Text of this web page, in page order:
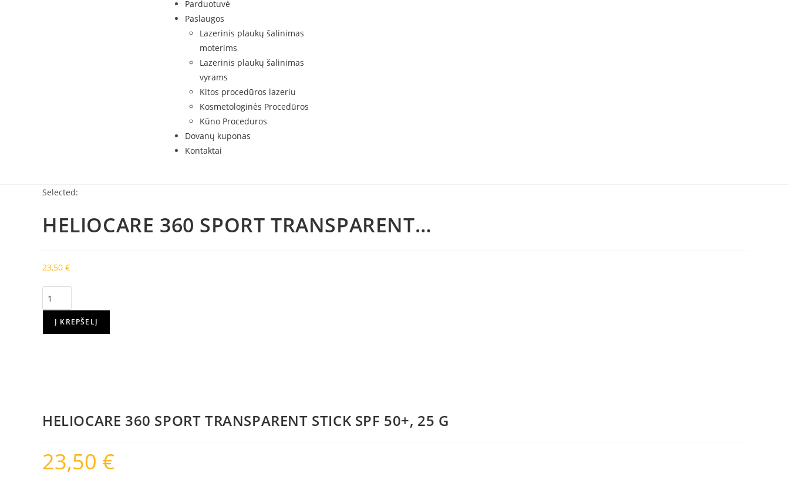
Parduotuvė
Paslaugos
Lazerinis plaukų šalinimas
moterims
Lazerinis plaukų šalinimas
vyrams
Kitos procedūros lazeriu
Kosmetologinės Procedūros
Kūno Proceduros
Dovanų kuponas
Kontaktai
Selected:
HELIOCARE 360 SPORT TRANSPARENT…
23,50 €
Į KREPŠELĮ
HELIOCARE 360 SPORT TRANSPARENT STICK SPF 50+, 25 G
23,50 €